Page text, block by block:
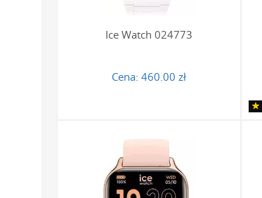
Ice Watch 024773
Cena: 460.00 zł